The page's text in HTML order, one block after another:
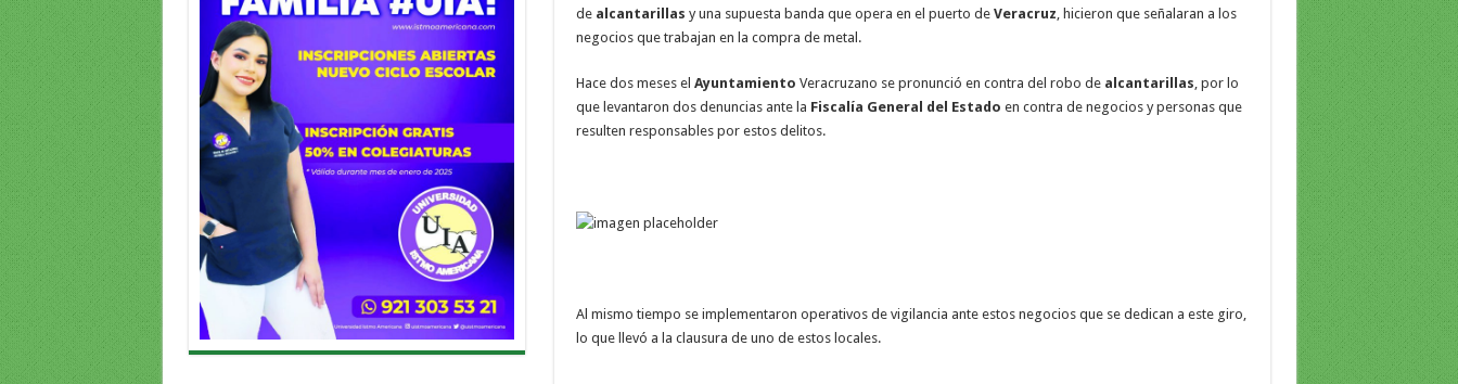
de alcantarillas y una supuesta banda que opera en el puerto de Veracruz, hicieron que señalaran a los
negocios que trabajan en la compra de metal.
Hace dos meses el Ayuntamiento Veracruzano se pronunció en contra del robo de alcantarillas, por lo
que levantaron dos denuncias ante la Fiscalía General del Estado en contra de negocios y personas que
resulten responsables por estos delitos.
Al mismo tiempo se implementaron operativos de vigilancia ante estos negocios que se dedican a este giro,
lo que llevó a la clausura de uno de estos locales.